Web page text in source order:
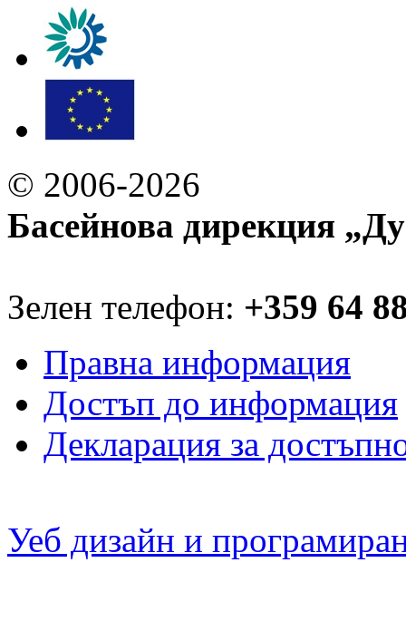
© 2006-2026
Басейнова дирекция
Зелен телефон: +359 64
Правна информация
Достъп до информация
Декларация за
Уеб дизайн и